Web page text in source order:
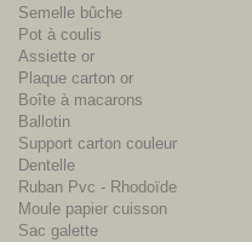
Semelle bûche
Pot à coulis
Assiette or
Plaque carton or
Boîte à macarons
Ballotin
Support carton couleur
Dentelle
Ruban Pvc - Rhodoïde
Moule papier cuisson
Sac galette